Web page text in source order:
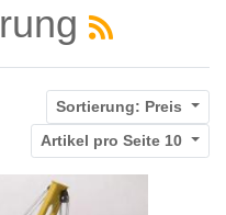
Sortierung: Preis
Artikel pro Seite 10